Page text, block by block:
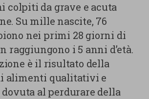
colpiti da grave e acuta
Su mille nascite, 76
nei primi 28 giorni di
raggiungono i 5 anni d’età.
è il risultato della
alimenti qualitativi e
al perdurare della